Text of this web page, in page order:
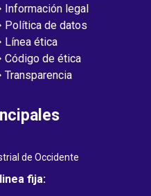
Información legal
Política de datos
Línea ética
Código de ética
Transparencia
de Occidente
fija: